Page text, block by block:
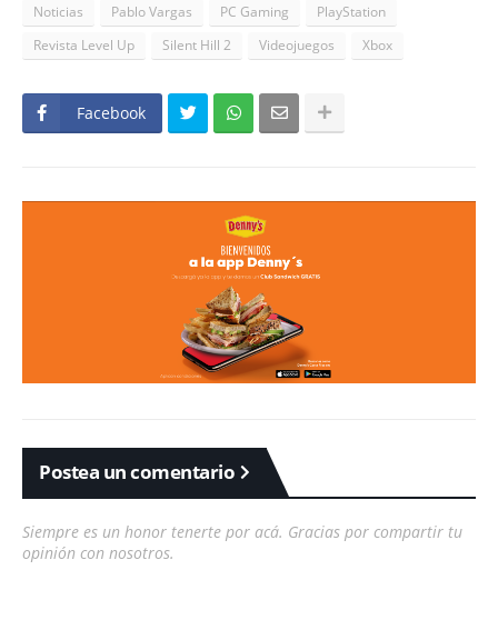
Noticias
Pablo Vargas PC Gaming
PlayStation
Revista Level Up
Silent Hill 2 Videojuegos Xbox
Facebook
Postea un comentario
Siempre es un honor tenerte por acá. Gracias por compartir tu
opinión con nosotros.